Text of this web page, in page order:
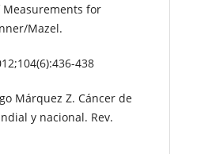
Measurements for
Mazel.
438
Márquez Z. Cáncer de
y nacional. Rev.